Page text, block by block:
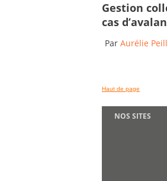
Gestion
cas
Par Aurélie
Haut de page
NOS SITES